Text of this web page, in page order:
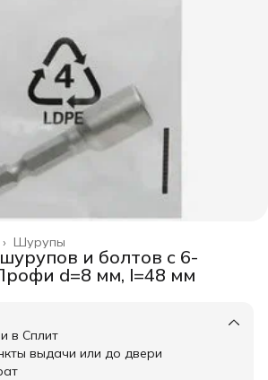
Шурупы
›
и болтов с 6-
d=8 мм, l=48 мм
в Сплит
выдачи или до двери